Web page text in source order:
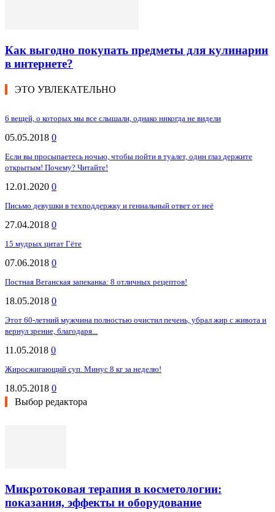
Как выгодно покупать предметы для кулинарии
в интернете?
ЭТО УВЛЕКАТЕЛЬНО
6 вещей, о которых мы все слышали, однако никогда не видели
05.05.2018 0
Если вы просыпаетесь ночью, чтобы пойти в туалет, один глаз держите
открытым! Почему? Читайте!
12.01.2020 0
Письмо девушки в техподдержку и гениальный ответ от неё
27.04.2018 0
15 мудрых цитат Гёте
07.06.2018 0
Постная Веганская запеканка: 8 отличных рецептов!
18.05.2018 0
Этот 60-летний мужчина полностью очистил печень, убрал жир с живота и
вернул зрение, благодаря...
11.05.2018 0
Жиросжигающий суп. Минус 8 кг за неделю!
18.05.2018 0
Выбор редактора
Микротоковая терапия в косметологии:
показания, эффекты и оборудование